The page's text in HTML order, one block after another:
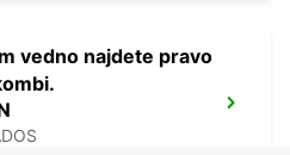
vedno najdete pravo